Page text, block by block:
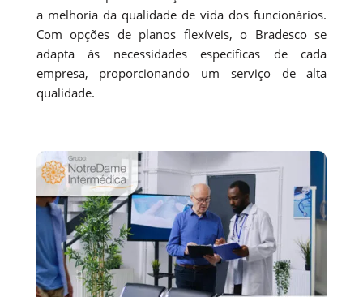
a melhoria da qualidade de vida dos funcionários.
Com opções de planos flexíveis, o Bradesco se
adapta às necessidades específicas de cada
empresa, proporcionando um serviço de alta
qualidade.